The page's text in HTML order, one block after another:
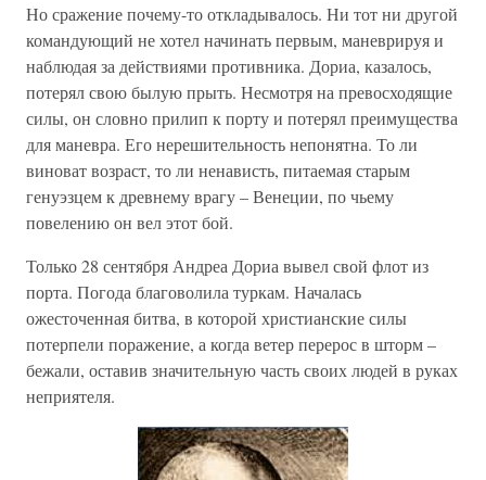
Но сражение почему-то откладывалось. Ни тот ни другой
командующий не хотел начинать первым, маневрируя и
наблюдая за действиями противника. Дориа, казалось,
потерял свою былую прыть. Несмотря на превосходящие
силы, он словно прилип к порту и потерял преимущества
для маневра. Его нерешительность непонятна. То ли
виноват возраст, то ли ненависть, питаемая старым
генуэзцем к древнему врагу – Венеции, по чьему
повелению он вел этот бой.
Только 28 сентября Андреа Дориа вывел свой флот из
порта. Погода благоволила туркам. Началась
ожесточенная битва, в которой христианские силы
потерпели поражение, а когда ветер перерос в шторм –
бежали, оставив значительную часть своих людей в руках
неприятеля.